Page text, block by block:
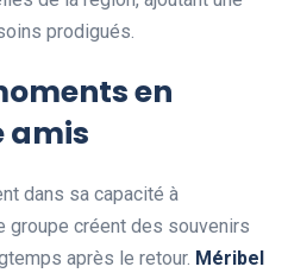
prodigués.
en
amis
dans sa capacité à
groupe créent des souvenirs
après le retour. Méribel